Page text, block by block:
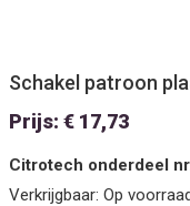
Schakel patroon
Prijs: € 17,73
Citrotech onderdeel
Verkrijgbaar: Op